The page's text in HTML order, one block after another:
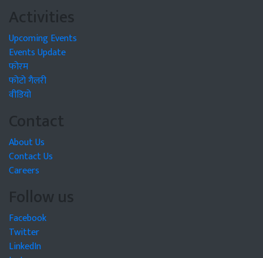
Activities
Upcoming Events
Events Update
फोरम
फोटो गैलरी
वीडियो
Contact
About Us
Contact Us
Careers
Follow us
Facebook
Twitter
LinkedIn